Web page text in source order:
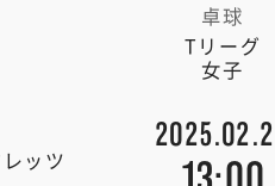
卓球
Tリーグ
女子
ッツ